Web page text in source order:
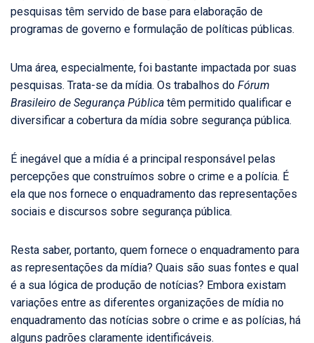
pesquisas têm servido de base para elaboração de
programas de governo e formulação de políticas públicas.
Uma área, especialmente, foi bastante impactada por suas
pesquisas. Trata-se da mídia. Os trabalhos do Fórum
Brasileiro de Segurança Pública têm permitido qualificar e
diversificar a cobertura da mídia sobre segurança pública.
É inegável que a mídia é a principal responsável pelas
percepções que construímos sobre o crime e a polícia. É
ela que nos fornece o enquadramento das representações
sociais e discursos sobre segurança pública.
Resta saber, portanto, quem fornece o enquadramento para
as representações da mídia? Quais são suas fontes e qual
é a sua lógica de produção de notícias? Embora existam
variações entre as diferentes organizações de mídia no
enquadramento das notícias sobre o crime e as polícias, há
alguns padrões claramente identificáveis.